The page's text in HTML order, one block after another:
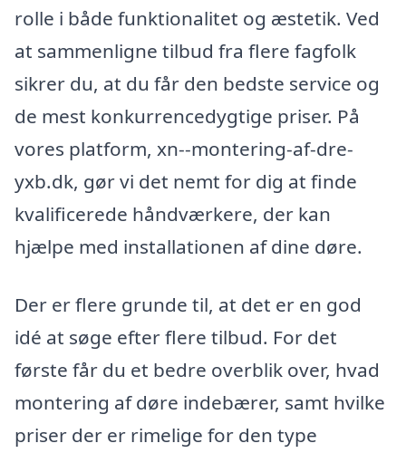
rolle i både funktionalitet og æstetik. Ved
at sammenligne tilbud fra flere fagfolk
sikrer du, at du får den bedste service og
de mest konkurrencedygtige priser. På
vores platform, xn--montering-af-dre-
yxb.dk, gør vi det nemt for dig at finde
kvalificerede håndværkere, der kan
hjælpe med installationen af dine døre.
Der er flere grunde til, at det er en god
idé at søge efter flere tilbud. For det
første får du et bedre overblik over, hvad
montering af døre indebærer, samt hvilke
priser der er rimelige for den type